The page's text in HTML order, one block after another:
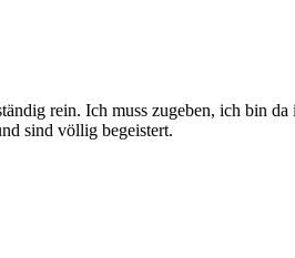
rein. Ich muss zugeben, ich bin
sind völlig begeistert.